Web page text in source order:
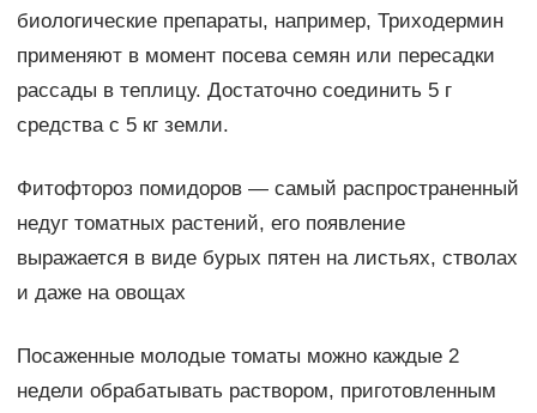
биологические препараты, например, Триходермин
применяют в момент посева семян или пересадки
рассады в теплицу. Достаточно соединить 5 г
средства с 5 кг земли.
Фитофтороз помидоров — самый распространенный
недуг томатных растений, его появление
выражается в виде бурых пятен на листьях, стволах
и даже на овощах
Посаженные молодые томаты можно каждые 2
недели обрабатывать раствором, приготовленным